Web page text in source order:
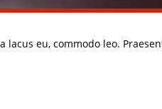
eu, commodo leo.